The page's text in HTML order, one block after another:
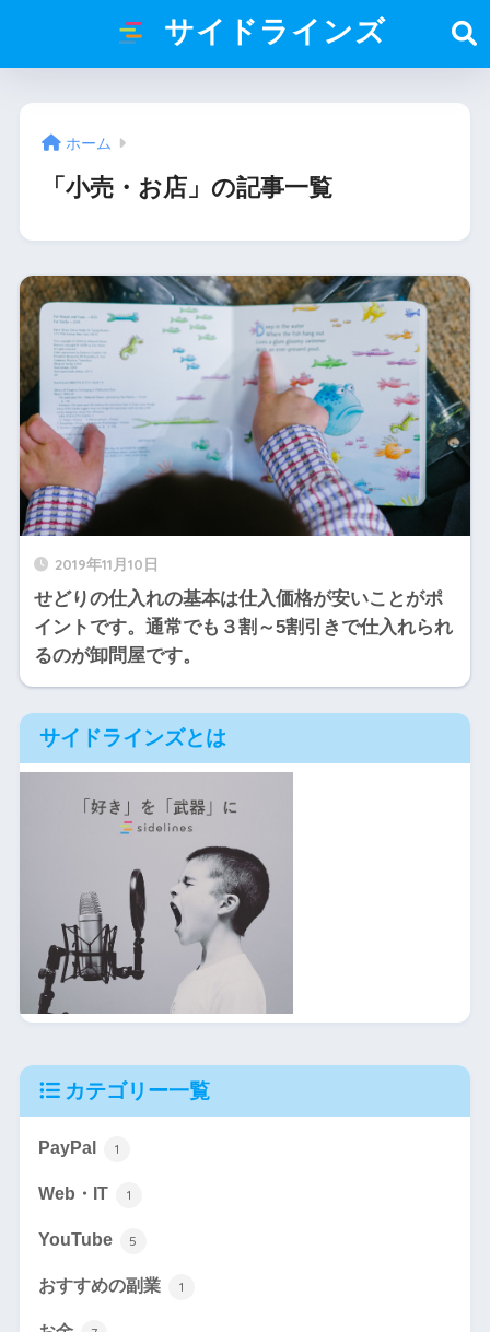
サイドラインズ
ホーム
「小売・お店」の記事一覧
2019年11月10日
せどりの仕入れの基本は仕入価格が安いことがポ
イントです。通常でも３割～5割引きで仕入れられ
るのが卸問屋です。
サイドラインズとは
カテゴリー一覧
PayPal 1
Web・IT 1
YouTube 5
おすすめの副業 1